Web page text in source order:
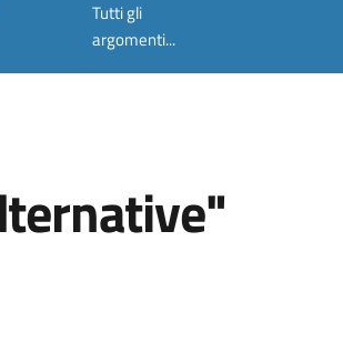
Tutti gli
argomenti...